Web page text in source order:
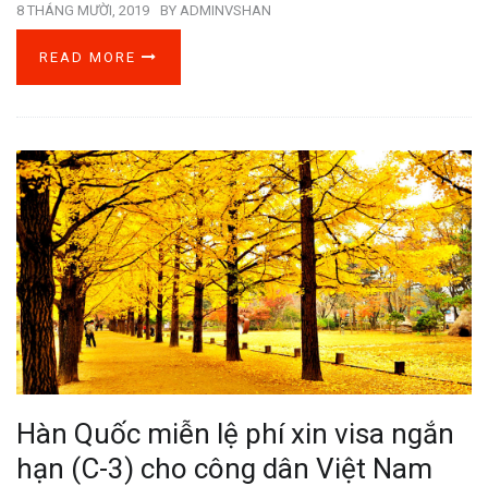
8 THÁNG MƯỜI, 2019 BY ADMINVSHAN
READ MORE
Hàn Quốc miễn lệ phí xin visa ngắn
hạn (C-3) cho công dân Việt Nam